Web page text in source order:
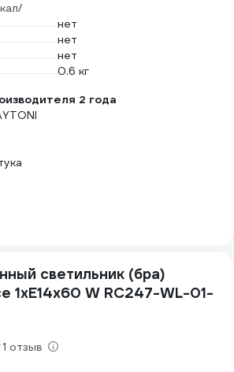
нет
нет
нет
0.6 кг
2 года
светильник (бра)
1хE14x60 W RC247-WL-01-
1 отзыв